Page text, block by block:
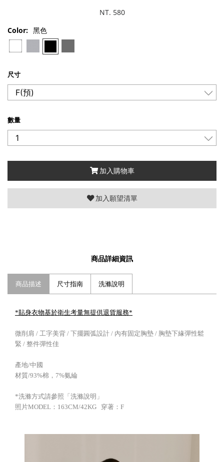
NT. 580
Color: 黑色
尺寸
數量
加入購物車
加入願望清單
商品詳細資訊
商品描述 尺寸指南 洗滌說明
*貼身衣物基於衛生考量無提供退貨服務*
微削肩 / 工字美背 / 下擺圓弧設計 / 內有固定胸墊 / 胸墊下緣彈性鬆
緊 / 整件彈性佳
產地/中國
材質/93%棉，7%氨綸
*洗滌方式請參照「洗滌說明」
照片MODEL：163CM/42KG 穿著：F